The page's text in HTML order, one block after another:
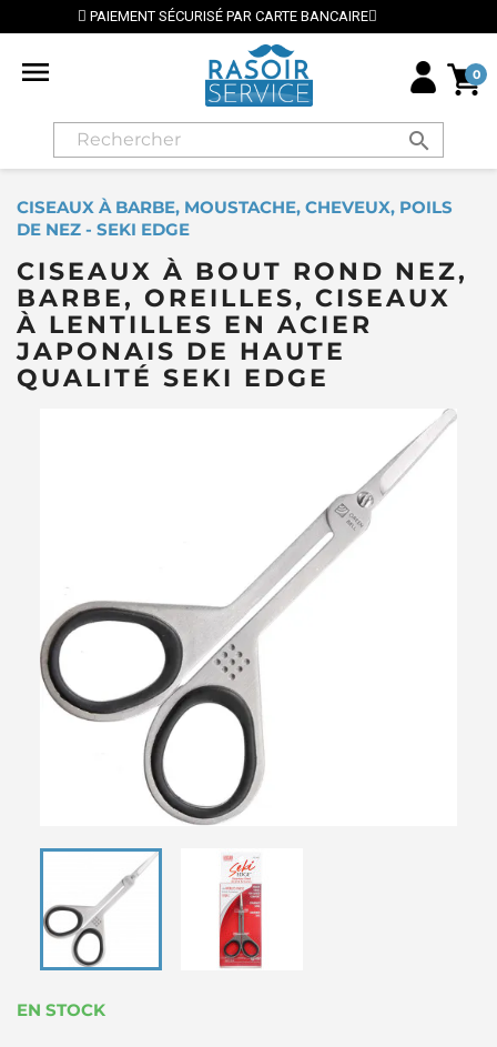
⭐ LIVRAISON GRATUITE EN FRANCE
 0
search
CISEAUX À BARBE, MOUSTACHE, CHEVEUX, POILS
DE NEZ - SEKI EDGE
CISEAUX À BOUT ROND NEZ,
BARBE, OREILLES, CISEAUX
À LENTILLES EN ACIER
JAPONAIS DE HAUTE
QUALITÉ SEKI EDGE
EN STOCK